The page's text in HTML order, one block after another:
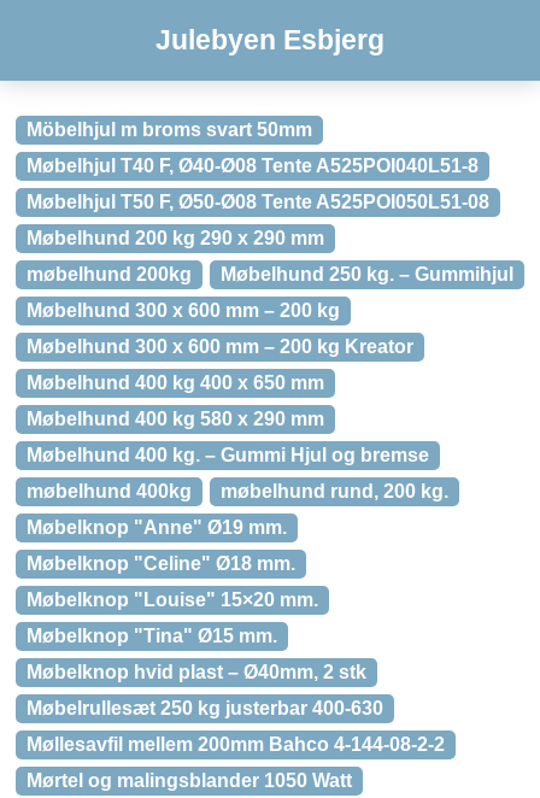
Julebyen Esbjerg
Möbelhjul m broms svart 50mm
Møbelhjul T40 F, Ø40-Ø08 Tente A525POI040L51-8
Møbelhjul T50 F, Ø50-Ø08 Tente A525POI050L51-08
Møbelhund 200 kg 290 x 290 mm
møbelhund 200kg
Møbelhund 250 kg. – Gummihjul
Møbelhund 300 x 600 mm – 200 kg
Møbelhund 300 x 600 mm – 200 kg Kreator
Møbelhund 400 kg 400 x 650 mm
Møbelhund 400 kg 580 x 290 mm
Møbelhund 400 kg. – Gummi Hjul og bremse
møbelhund 400kg
møbelhund rund, 200 kg.
Møbelknop "Anne" Ø19 mm.
Møbelknop "Celine" Ø18 mm.
Møbelknop "Louise" 15×20 mm.
Møbelknop "Tina" Ø15 mm.
Møbelknop hvid plast – Ø40mm, 2 stk
Møbelrullesæt 250 kg justerbar 400-630
Møllesavfil mellem 200mm Bahco 4-144-08-2-2
Mørtel og malingsblander 1050 Watt